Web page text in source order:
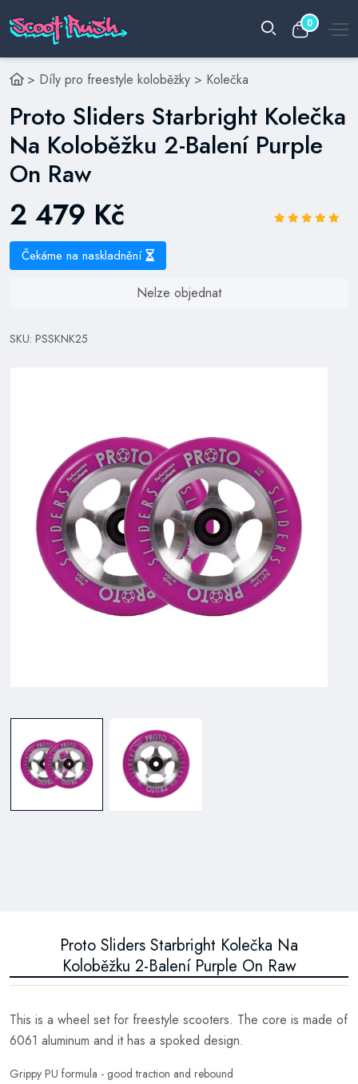
0
> Díly pro freestyle koloběžky > Kolečka
Proto Sliders Starbright Kolečka
Na Koloběžku 2-Balení Purple
On Raw
2 479 Kč
Čekáme na naskladnění
Nelze objednat
SKU: PSSKNK25
Proto Sliders Starbright Kolečka Na
Koloběžku 2-Balení Purple On Raw
This is a wheel set for freestyle scooters. The core is made of
6061 aluminum and it has a spoked design.
Grippy PU formula - good traction and rebound